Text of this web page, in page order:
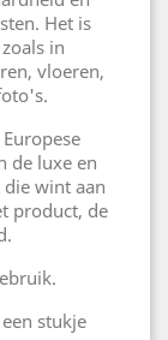
Het is
in
vloeren,
de luxe en
wint aan
product, de
stukje